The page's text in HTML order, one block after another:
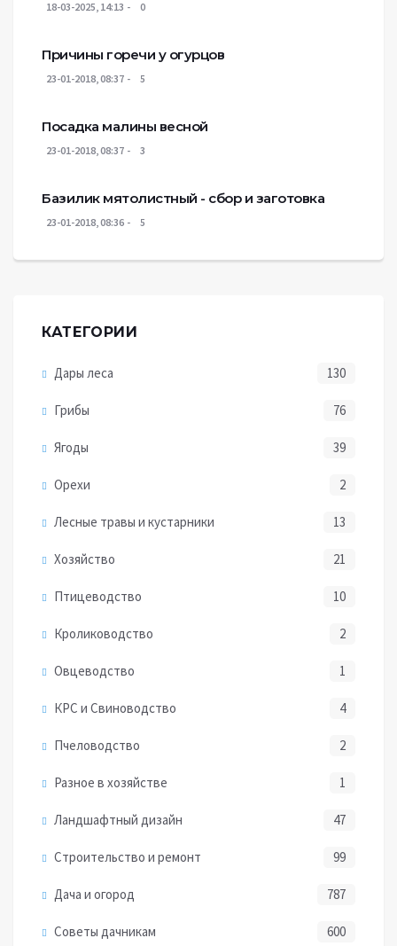
18-03-2025, 14:13 0
Причины горечи у огурцов
23-01-2018, 08:37 5
Посадка малины весной
23-01-2018, 08:37 3
Базилик мятолистный - сбор и заготовка
23-01-2018, 08:36 5
КАТЕГОРИИ
Дары леса 130
Грибы 76
Ягоды 39
Орехи 2
Лесные травы и кустарники 13
Хозяйство 21
Птицеводство 10
Кролиководство 2
Овцеводство 1
КРС и Свиноводство 4
Пчеловодство 2
Разное в хозяйстве 1
Ландшафтный дизайн 47
Строительство и ремонт 99
Дача и огород 787
Советы дачникам 600